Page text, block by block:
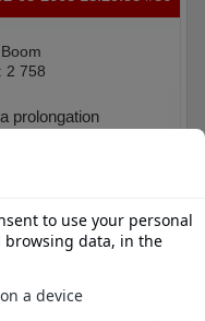
2 758
prolongation
02-03-2008 19:11:58